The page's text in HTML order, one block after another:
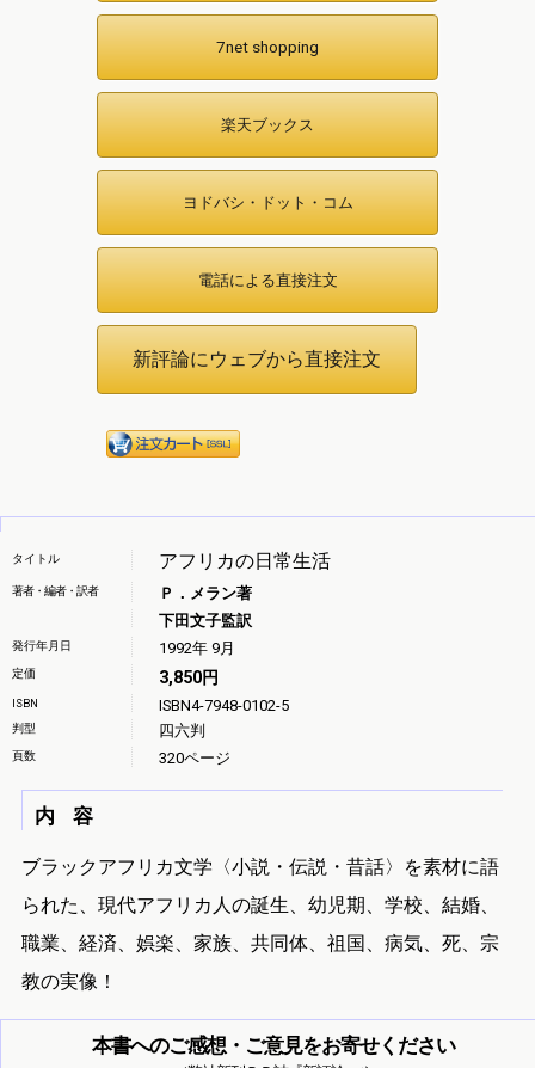
7net shopping
楽天ブックス
ヨドバシ・ドット・コム
電話による直接注文
アフリカの日常生活
タイトル
著者・編者・訳者
Ｐ．メラン著
下田文子監訳
発行年月日 1992年 9月
定価 3,850円
ISBN ISBN4-7948-0102-5
判型 四六判
頁数 320ページ
内 容
ブラックアフリカ文学〈小説・伝説・昔話〉を素材に語
られた、現代アフリカ人の誕生、幼児期、学校、結婚、
職業、経済、娯楽、家族、共同体、祖国、病気、死、宗
教の実像！
本書へのご感想・ご意見をお寄せください